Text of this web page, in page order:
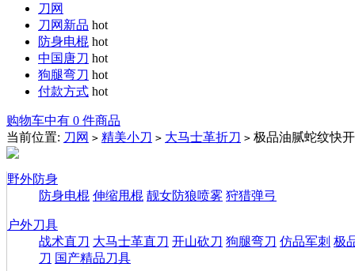
刀网
刀网新品 hot
防身电棍 hot
中国唐刀 hot
狗腿弯刀 hot
付款方式 hot
购物车中有 0 件商品
当前位置: 刀网 > 精美小刀 > 大马士革折刀 > 极品油腻蛇纹快
野外防身
防身电棍 伸缩甩棍 靓女防狼喷雾 狩猎弹弓
户外刀具
战术直刀 大马士革直刀 开山砍刀 狗腿弯刀 仿品军刺 极
刀 国产精品刀具